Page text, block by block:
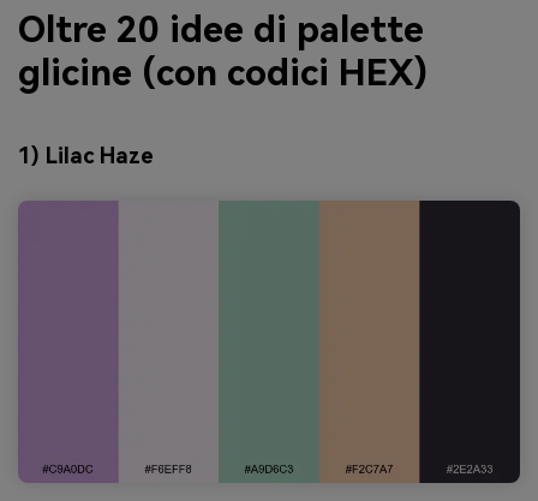
Oltre 20 idee di palette
glicine (con codici HEX)
1) Lilac Haze